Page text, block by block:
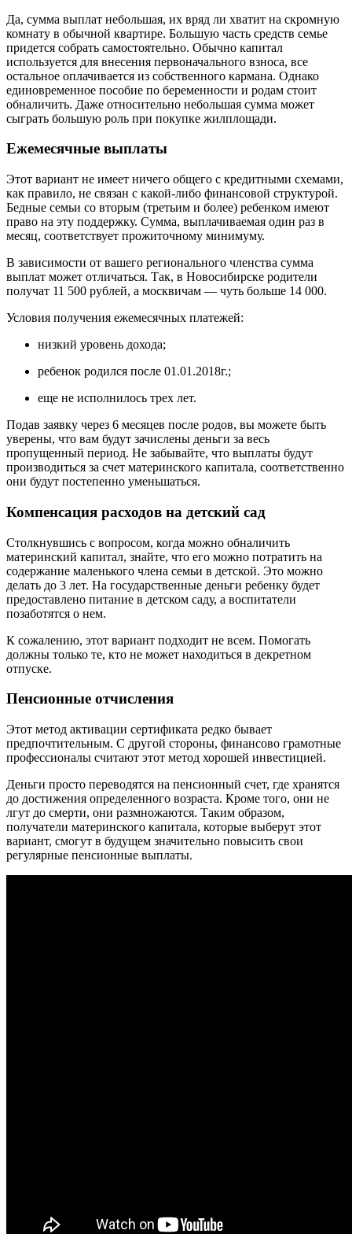
Да, сумма выплат небольшая, их вряд ли хватит на скромную
комнату в обычной квартире. Большую часть средств семье
придется собрать самостоятельно. Обычно капитал
используется для внесения первоначального взноса, все
остальное оплачивается из собственного кармана. Однако
единовременное пособие по беременности и родам стоит
обналичить. Даже относительно небольшая сумма может
сыграть большую роль при покупке жилплощади.
Ежемесячные выплаты
Этот вариант не имеет ничего общего с кредитными схемами,
как правило, не связан с какой-либо финансовой структурой.
Бедные семьи со вторым (третьим и более) ребенком имеют
право на эту поддержку. Сумма, выплачиваемая один раз в
месяц, соответствует прожиточному минимуму.
В зависимости от вашего регионального членства сумма
выплат может отличаться. Так, в Новосибирске родители
получат 11 500 рублей, а москвичам — чуть больше 14 000.
Условия получения ежемесячных платежей:
низкий уровень дохода;
ребенок родился после 01.01.2018г.;
еще не исполнилось трех лет.
Подав заявку через 6 месяцев после родов, вы можете быть
уверены, что вам будут зачислены деньги за весь
пропущенный период. Не забывайте, что выплаты будут
производиться за счет материнского капитала, соответственно
они будут постепенно уменьшаться.
Компенсация расходов на детский сад
Столкнувшись с вопросом, когда можно обналичить
материнский капитал, знайте, что его можно потратить на
содержание маленького члена семьи в детской. Это можно
делать до 3 лет. На государственные деньги ребенку будет
предоставлено питание в детском саду, а воспитатели
позаботятся о нем.
К сожалению, этот вариант подходит не всем. Помогать
должны только те, кто не может находиться в декретном
отпуске.
Пенсионные отчисления
Этот метод активации сертификата редко бывает
предпочтительным. С другой стороны, финансово грамотные
профессионалы считают этот метод хорошей инвестицией.
Деньги просто переводятся на пенсионный счет, где хранятся
до достижения определенного возраста. Кроме того, они не
лгут до смерти, они размножаются. Таким образом,
получатели материнского капитала, которые выберут этот
вариант, смогут в будущем значительно повысить свои
регулярные пенсионные выплаты.